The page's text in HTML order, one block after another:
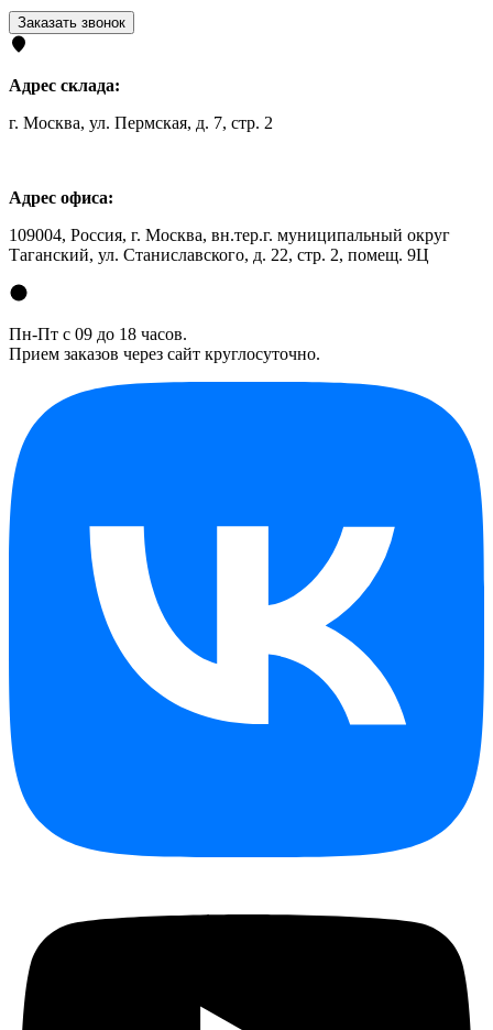
Заказать звонок
Адрес склада:
г. Москва, ул. Пермская, д. 7, стр. 2
Адрес офиса:
109004, Россия, г. Москва, вн.тер.г. муниципальный округ
Таганский, ул. Станиславского, д. 22, стр. 2, помещ. 9Ц
Пн-Пт с 09 до 18 часов.
Прием заказов через сайт круглосуточно.